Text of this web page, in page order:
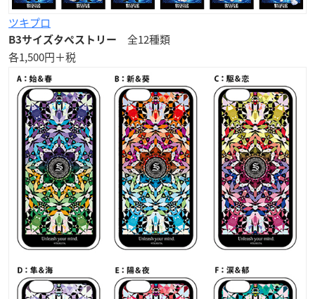
ツキプロ
B3サイズタペストリー
全12種類
各1,500円＋税